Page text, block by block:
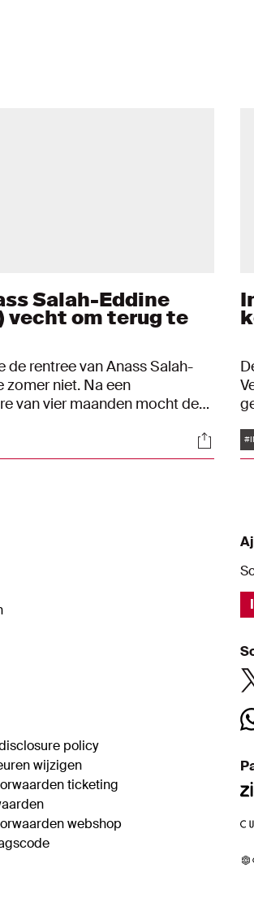
Salah-Eddine
vecht om terug te
de rentree van Anass Salah-
zomer niet. Na een
van vier maanden mocht de
meedoen in een
tegen Almere City, maar aan
op. Weg eerste helft van het
zelfverzekerd.
policy
wijzigen
ticketing
webshop